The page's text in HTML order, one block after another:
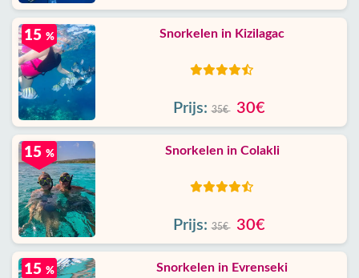
15 % Snorkelen in Kizilagac
Prijs: 35€ 30€
15 % Snorkelen in Colakli
Prijs: 35€ 30€
15 % Snorkelen in Evrenseki